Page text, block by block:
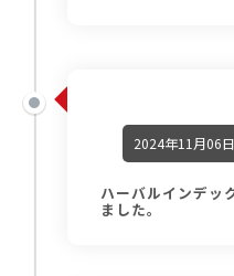
2024年11月06日
ハーバルインデッ
ました。